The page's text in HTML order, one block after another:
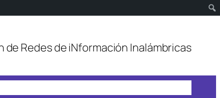
de Redes de iNformación Inalámbricas